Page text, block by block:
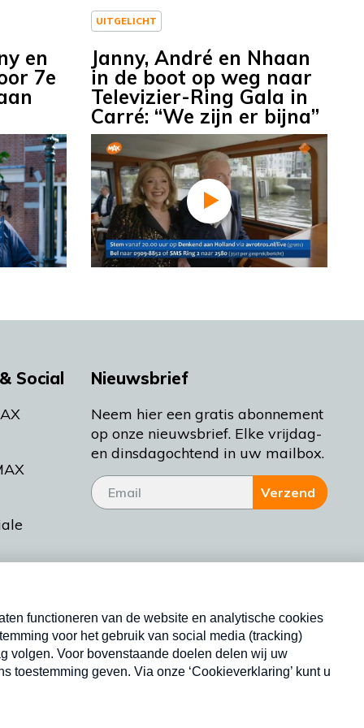
en
7e
UITGELICHT
Janny, André en Nhaan
in de boot op weg naar
Televizier-Ring Gala in
Carré: “We zijn er bijna”
Social
Bakt
Nieuwsbrief
Neem hier een gratis abonnement
op onze nieuwsbrief. Elke vrijdag-
en dinsdagochtend in uw mailbox.
Verzend
Nieuwsbrief
Neem hier een gratis abonnement op onze